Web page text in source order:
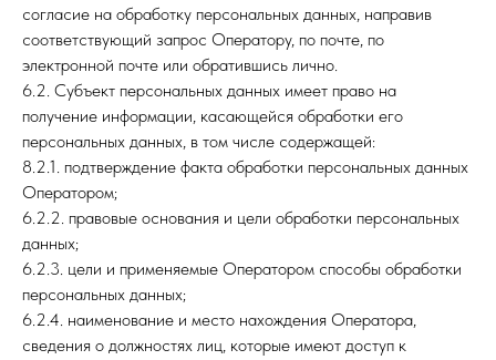
согласие на обработку персональных данных, направив
соответствующий запрос Оператору, по почте, по
электронной почте или обратившись лично.
6.2. Субъект персональных данных имеет право на
получение информации, касающейся обработки его
персональных данных, в том числе содержащей:
8.2.1. подтверждение факта обработки персональных данных
Оператором;
6.2.2. правовые основания и цели обработки персональных
данных;
6.2.3. цели и применяемые Оператором способы обработки
персональных данных;
6.2.4. наименование и место нахождения Оператора,
сведения о должностях лиц, которые имеют доступ к